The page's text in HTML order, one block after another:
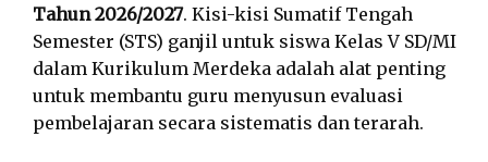
Tahun 2026/2027. Kisi-kisi Sumatif Tengah
Semester (STS) ganjil untuk siswa Kelas V SD/MI
dalam Kurikulum Merdeka adalah alat penting
untuk membantu guru menyusun evaluasi
pembelajaran secara sistematis dan terarah.